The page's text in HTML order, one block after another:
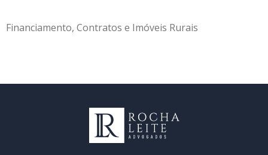
Financiamento, Contratos e Imóveis Rurais